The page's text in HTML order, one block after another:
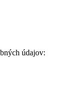
údajov: